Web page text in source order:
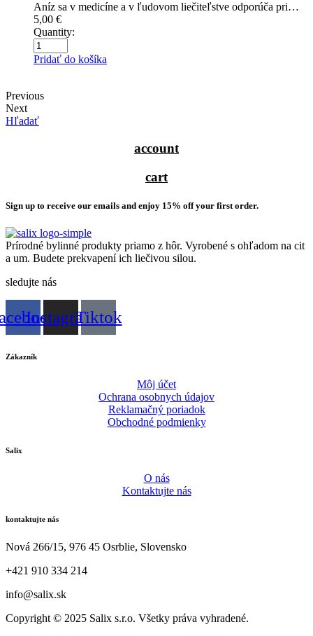
Aníz sa v medicíne a v ľudovom liečiteľstve odporúča pri…
5,00 €
Quantity:
Pridať do košíka
Previous
Next
Hľadať
account
cart
Sign up to receive our emails and enjoy 15% off your first order.
Prírodné bylinné produkty priamo z hôr. Vyrobené s ohľadom na cit
a um. Budete prekvapení ich liečivou silou.
sledujte nás
InstagramTiktok
Zákazník
Môj účet
Ochrana osobnych údajov
Reklamačný poriadok
Obchodné podmienky
Salix
O nás
Kontaktujte nás
kontaktujte nás
Nová 266/15, 976 45 Osrblie, Slovensko
+421 910 334 214
info@salix.sk
Copyright © 2025 Salix s.r.o. Všetky práva vyhradené.